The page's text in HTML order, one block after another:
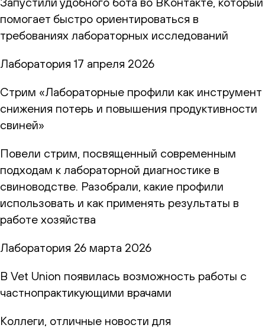
помогает быстро ориентироваться в
требованиях лабораторных исследований
Лаборатория 17 апреля 2026
Стрим «Лабораторные профили как инструмент
снижения потерь и повышения продуктивности
свиней»
Повели стрим, посвященный современным
подходам к лабораторной диагностике в
свиноводстве. Разобрали, какие профили
использовать и как применять результаты в
работе хозяйства
Лаборатория 26 марта 2026
В Vet Union появилась возможность работы с
частнопрактикующими врачами
Коллеги, отличные новости для